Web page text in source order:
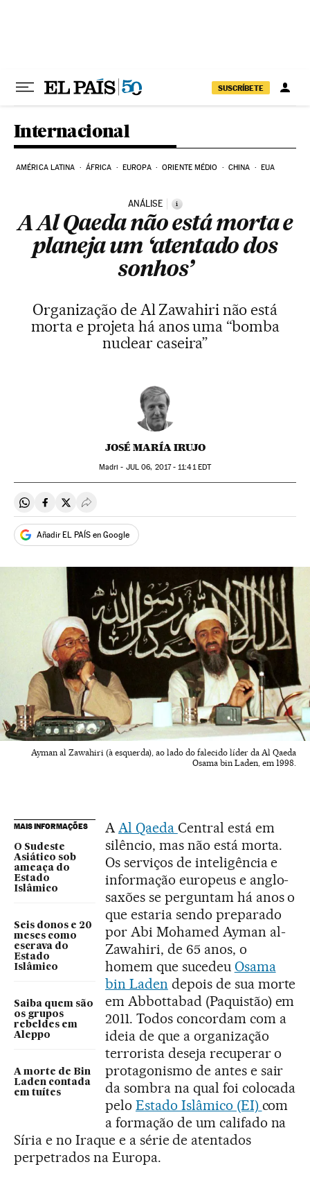
SUSCRÍBETE
Internacional
AMÉRICA LATINA ÁFRICA EUROPA ORIENTE MÉDIO CHINA EUA
ANÁLISE i
A Al Qaeda não está morta e
planeja um ‘atentado dos
sonhos’
Organização de Al Zawahiri não está
morta e projeta há anos uma “bomba
nuclear caseira”
JOSÉ MARÍA IRUJO
Madri - JUL 06, 2017 - 11:41EDT
Compartir en Whatsapp
Compartir en Facebook
Compartir en Twitter
Desplegar Redes Sociales
Añadir EL PAÍS en Google
Ayman al Zawahiri (à esquerda), ao lado do falecido líder da Al Qaeda
Osama bin Laden, em 1998.
MAIS INFORMAÇÕES
O Sudeste
Asiático sob
ameaça do
Estado
Islâmico
Seis donos e 20
meses como
escrava do
Estado
Islâmico
Saiba quem são
os grupos
rebeldes em
Aleppo
A morte de Bin
Laden contada
em tuítes
AAl Qaeda Central está em
silêncio, mas não está morta.
Os serviços de inteligência e
informação europeus e anglo-
saxões se perguntam há anos o
que estaria sendo preparado
por Abi Mohamed Ayman al-
Zawahiri, de 65 anos, o
homem que sucedeu Osama
bin Laden depois de sua morte
em Abbottabad (Paquistão) em
2011. Todos concordam com a
ideia de que a organização
terrorista deseja recuperar o
protagonismo de antes e sair
da sombra na qual foi colocada
pelo Estado Islâmico (EI) com
a formação de um califado na
Síria e no Iraque e a série de atentados
perpetrados na Europa.